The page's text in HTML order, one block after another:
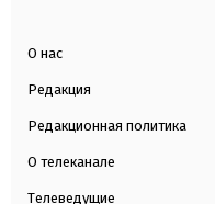
О нас
Редакция
Редакционная политика
О телеканале
Телеведущие